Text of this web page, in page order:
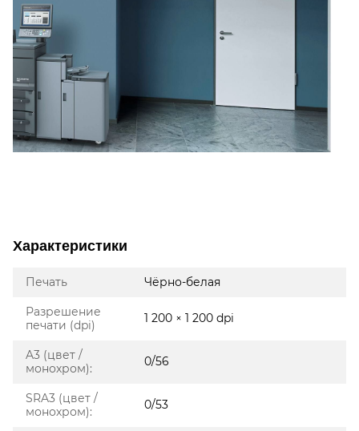
Характеристики
Печать Чёрно-белая
Разрешение
печати (dpi)
1 200 × 1 200 dpi
A3 (цвет /
монохром):
0/56
SRA3 (цвет /
монохром):
0/53